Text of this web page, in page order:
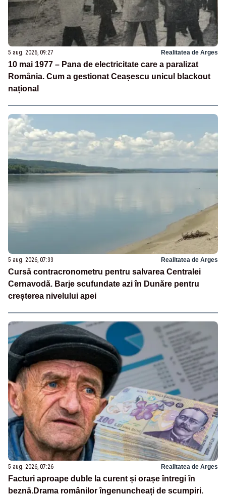
5 aug. 2026, 09:27 Realitatea de Arges
10 mai 1977 – Pana de electricitate care a paralizat
România. Cum a gestionat Ceașescu unicul blackout
național
5 aug. 2026, 07:33 Realitatea de Arges
Cursă contracronometru pentru salvarea Centralei
Cernavodă. Barje scufundate azi în Dunăre pentru
creșterea nivelului apei
5 aug. 2026, 07:26 Realitatea de Arges
Facturi aproape duble la curent și orașe întregi în
beznă.Drama românilor îngenuncheați de scumpiri.